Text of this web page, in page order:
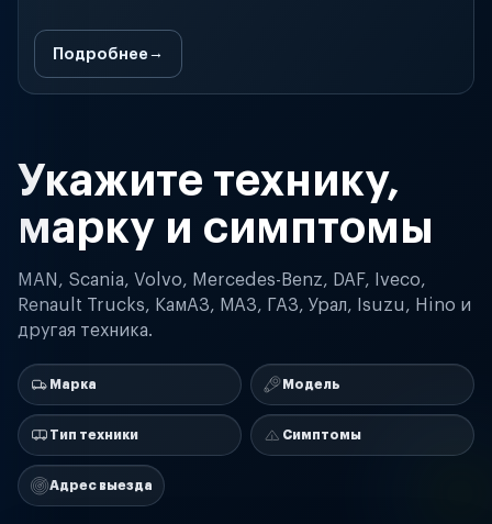
Подробнее
Укажите технику,
марку и симптомы
MAN, Scania, Volvo, Mercedes-Benz, DAF, Iveco,
Renault Trucks, КамАЗ, МАЗ, ГАЗ, Урал, Isuzu, Hino и
другая техника.
Марка Модель
Тип техники Симптомы
Адрес выезда